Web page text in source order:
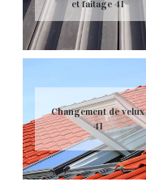
et faitage 41
Changement de velux
41